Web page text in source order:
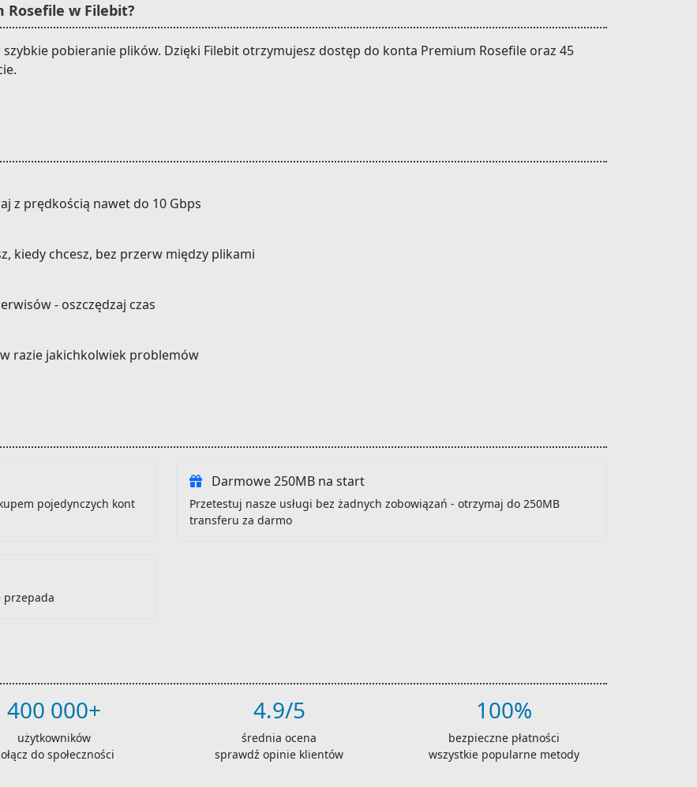
w Filebit?
pobieranie plików. Dzięki Filebit otrzymujesz dostęp do konta Premium Rosefile oraz 45
z prędkością nawet do 10 Gbps
kiedy chcesz, bez przerw między plikami
- oszczędzaj czas
razie jakichkolwiek problemów
pojedynczych kont
Darmowe 250MB na start
Przetestuj nasze usługi bez żadnych zobowiązań - otrzymaj do 250MB
transferu za darmo
przepada
400 000+
użytkowników
do społeczności
4.9/5
średnia ocena
sprawdź opinie klientów
100%
bezpieczne płatności
wszystkie popularne metody